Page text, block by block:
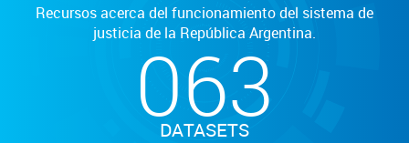
Recursos acerca del funcionamiento del sistema de
justicia de la República Argentina.
063
DATASETS